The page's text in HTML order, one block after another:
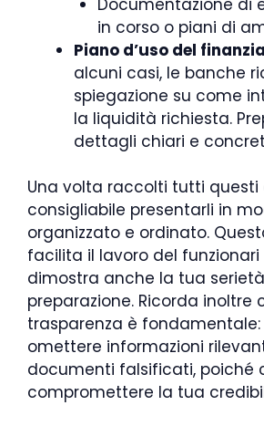
in corso o piani di
Piano d’uso del
alcuni casi, le banche
spiegazione su come
la liquidità richiesta.
dettagli chiari e
Una volta raccolti tutti questi
consigliabile presentarli in
organizzato e ordinato.
facilita il lavoro del
dimostra anche la tua
preparazione. Ricorda inoltre
trasparenza è
omettere informazioni
documenti falsificati, poiché
compromettere la tua